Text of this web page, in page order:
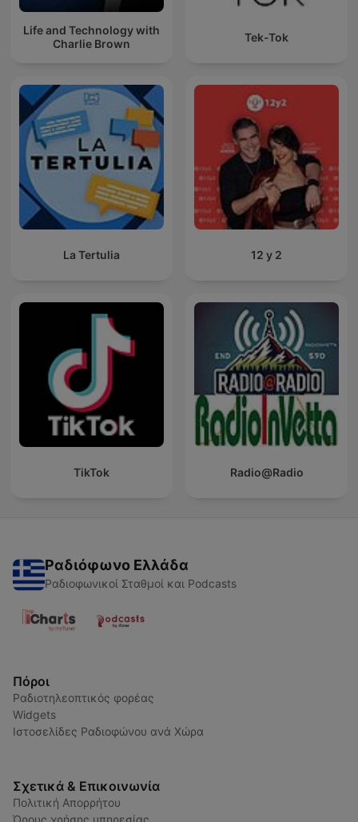
Life and Technology with
Charlie Brown
Tek-Tok
La Tertulia 12 y 2
TikTok Radio@Radio
Ραδιόφωνο Ελλάδα
Ραδιοφωνικοί Σταθμοί και Podcasts
Πόροι
Ραδιοτηλεοπτικός φορέας
Widgets
Ιστοσελίδες Ραδιοφώνου ανά Χώρα
Σχετικά & Επικοινωνία
Πολιτική Απορρήτου
Όρους χρήσης υπηρεσίας